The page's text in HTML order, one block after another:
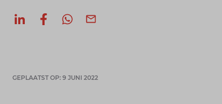
Deel op LinkedIn
Deel op Facebook
GEPLAATST OP: 9 JUNI 2022